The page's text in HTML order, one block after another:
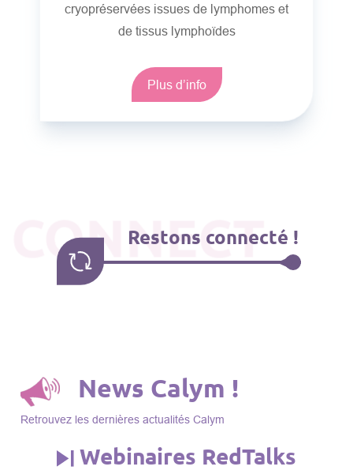
cryopréservées issues de lymphomes et
de tissus lymphoïdes
Plus d’info
CONNECT
Restons connecté !
News Calym !
Retrouvez les dernières actualités Calym
Webinaires RedTalks